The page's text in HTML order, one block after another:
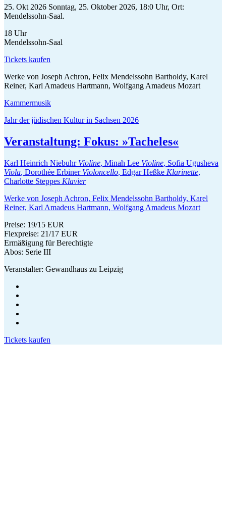
25. Okt 2026 Sonntag, 25. Oktober 2026, 18:0 Uhr, Ort:
Mendelssohn-Saal.
18 Uhr
Mendelssohn-Saal
Tickets kaufen
Werke von Joseph Achron, Felix Mendelssohn Bartholdy, Karel
Reiner, Karl Amadeus Hartmann, Wolfgang Amadeus Mozart
Kammermusik
Jahr der jüdischen Kultur in Sachsen 2026
Veranstaltung: Fokus: »Tacheles«
Karl Heinrich Niebuhr Violine, Minah Lee Violine, Sofia Ugusheva
Viola, Dorothée Erbiner Violoncello, Edgar Heßke Klarinette,
Charlotte Steppes Klavier
Werke von Joseph Achron, Felix Mendelssohn Bartholdy, Karel
Reiner, Karl Amadeus Hartmann, Wolfgang Amadeus Mozart
Preise: 19/15 EUR
Flexpreise: 21/17 EUR
Ermäßigung für Berechtigte
Abos: Serie III
Veranstalter: Gewandhaus zu Leipzig
Tickets kaufen